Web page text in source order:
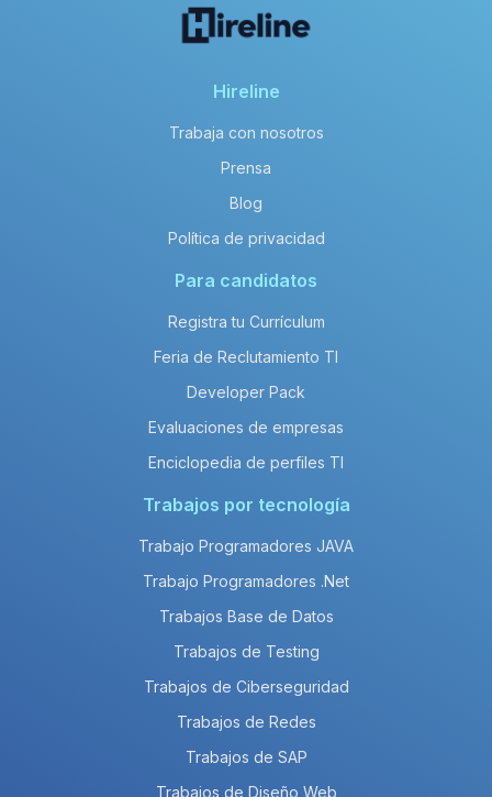
Hireline
Trabaja con nosotros
Prensa
Blog
Política de privacidad
Para candidatos
Registra tu Currículum
Feria de Reclutamiento TI
Developer Pack
Evaluaciones de empresas
Enciclopedia de perfiles TI
Trabajos por tecnología
Trabajo Programadores JAVA
Trabajo Programadores .Net
Trabajos Base de Datos
Trabajos de Testing
Trabajos de Ciberseguridad
Trabajos de Redes
Trabajos de SAP
Trabajos de Diseño Web